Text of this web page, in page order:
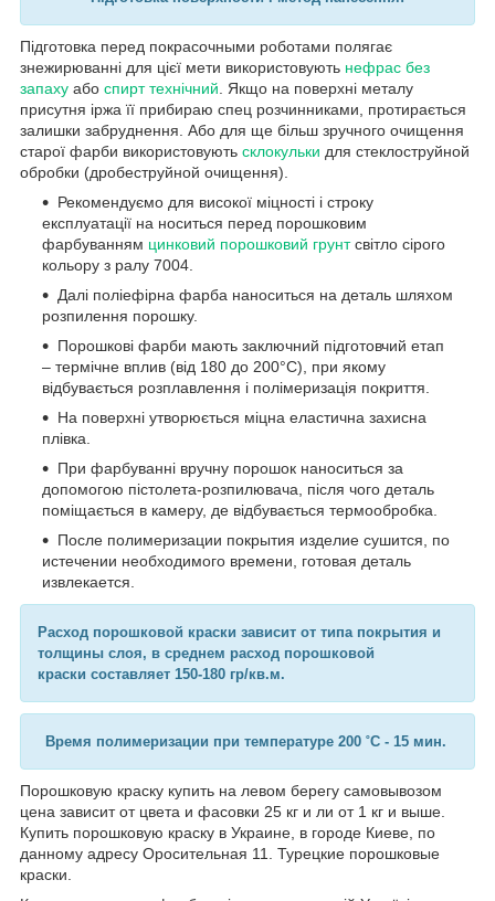
Підготовка перед покрасочными роботами полягає
знежирюванні для цієї мети використовують нефрас без
запаху або спирт технічний . Якщо на поверхні металу
присутня іржа її прибираю спец розчинниками, протирається
залишки забруднення. Або для ще більш зручного очищення
старої фарби використовують склокульки для стеклоструйной
обробки (дробеструйной очищення).
Рекомендуємо для високої міцності і строку
експлуатації на носиться перед порошковим
фарбуванням цинковий порошковий грунтсвітло сірого
кольору з ралу 7004.
Далі поліефірна фарба наноситься на деталь шляхом
розпилення порошку.
Порошкові фарби мають заключний підготовчий етап
– термічне вплив (від 180 до 200°С), при якому
відбувається розплавлення і полімеризація покриття.
На поверхні утворюється міцна еластична захисна
плівка.
При фарбуванні вручну порошок наноситься за
допомогою пістолета-розпилювача, після чого деталь
поміщається в камеру, де відбувається термообробка.
После полимеризации покрытия изделие сушится, по
истечении необходимого времени, готовая деталь
извлекается.
Расход порошковой краски зависит от типа покрытия и
толщины слоя, в среднем расход порошковой
краски составляет 150-180 гр/кв.м.
Время полимеризации при температуре 200 ˚C - 15 мин.
Порошковую краску купить на левом берегу самовывозом
цена зависит от цвета и фасовки 25 кг и ли от 1 кг и выше.
Купить порошковую краску в Украине, в городе Киеве, по
данному адресу Оросительная 11. Турецкие порошковые
краски.